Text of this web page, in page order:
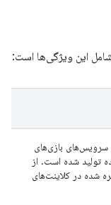
این ویژگی‌ها است:
بازی‌های
تولید شده است. از
شده در کلاینت‌های